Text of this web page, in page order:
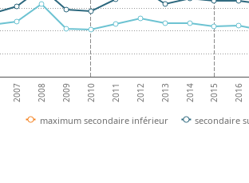
2007 2008 2009 2010 2011 2012 2013 2014 2015 2016
maximum secondaire inférieur secondaire